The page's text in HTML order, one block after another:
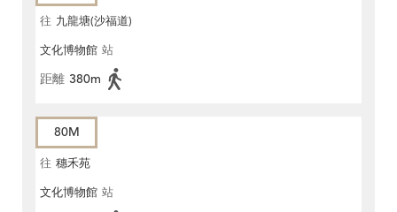
往 九龍塘(沙福道)
文化博物館 站
距離 380m
80M
往 穗禾苑
文化博物館 站